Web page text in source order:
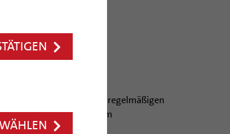
möchte den regelmäßigen
erhalten und Sie in Ihrem